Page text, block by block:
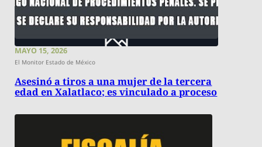
MAYO 15, 2026
El Monitor Estado de México
Asesinó a tiros a una mujer de la tercera
edad en Xalatlaco; es vinculado a proceso